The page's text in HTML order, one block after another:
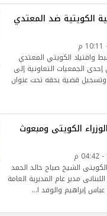
الكويتية ضد المعتدي
واقتياد الكويتي المعتدي
الجمعيات التعاونية إلى
قضية بحقه تحت عنوان
الكويتى ومبعوث
الشيخ صباح خالد الحمد
مدير عام المديرية العامة
عباس إبراهيم والوفد ا…